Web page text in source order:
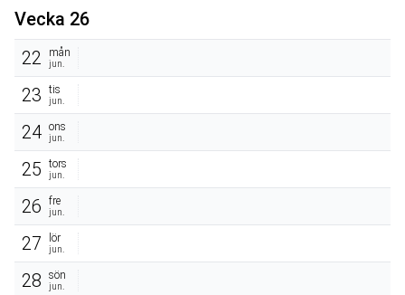
Vecka 26
22
mån
jun.
23 tis
jun.
24 ons
jun.
25 tors
jun.
26 fre
jun.
27 lör
jun.
28 sön
jun.